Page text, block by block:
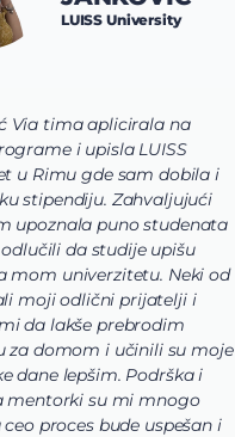
Via tima aplicirala na
i upisla LUISS
u Rimu gde sam dobila i
stipendiju. Zahvaljujući
upoznala puno studenata
da studije upišu
mom univerzitetu. Neki od
moji odlični prijatelji i
da lakše prebrodim
za domom i učinili su moje
dane lepšim. Podrška i
mentorki su mi mnogo
proces bude uspešan i
LUISS University